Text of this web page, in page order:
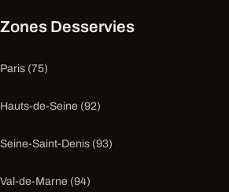
Zones Desservies
Paris (75)
Hauts-de-Seine (92)
Seine-Saint-Denis (93)
Val-de-Marne (94)